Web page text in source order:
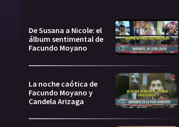
De Susana a Nicole: el
álbum sentimental de
Facundo Moyano
La noche caótica de
Facundo Moyano y
Candela Arizaga